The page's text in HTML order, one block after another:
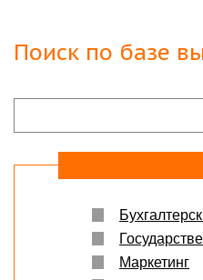
Поиск по базе
Маркетинг